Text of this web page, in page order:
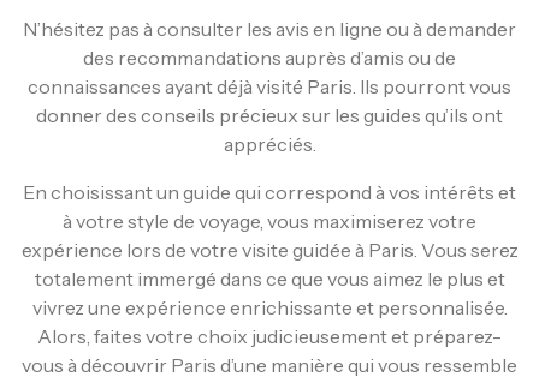
N’hésitez pas à consulter les avis en ligne ou à demander
des recommandations auprès d’amis ou de
connaissances ayant déjà visité Paris. Ils pourront vous
donner des conseils précieux sur les guides qu’ils ont
appréciés.
En choisissant un guide qui correspond à vos intérêts et
à votre style de voyage, vous maximiserez votre
expérience lors de votre visite guidée à Paris. Vous serez
totalement immergé dans ce que vous aimez le plus et
vivrez une expérience enrichissante et personnalisée.
Alors, faites votre choix judicieusement et préparez-
vous à découvrir Paris d’une manière qui vous ressemble